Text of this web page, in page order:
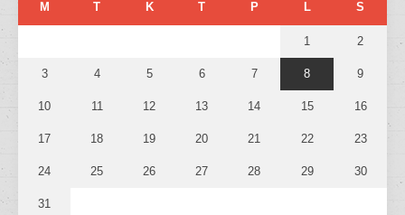
M T K T P L S
1 2
3 4 5 6 7 8 9
10 11 12 13 14 15 16
17 18 19 20 21 22 23
24 25 26 27 28 29 30
31